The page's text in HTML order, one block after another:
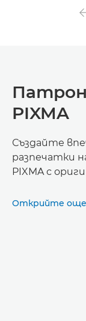
PIXMA
Създайте
разпечатки
PIXMA с
Открийте още